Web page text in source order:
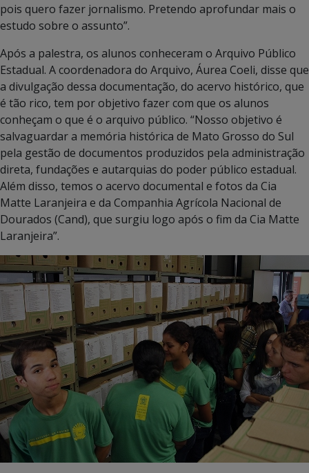
pois quero fazer jornalismo. Pretendo aprofundar mais o
estudo sobre o assunto”.
Após a palestra, os alunos conheceram o Arquivo Público
Estadual. A coordenadora do Arquivo, Áurea Coeli, disse que
a divulgação dessa documentação, do acervo histórico, que
é tão rico, tem por objetivo fazer com que os alunos
conheçam o que é o arquivo público. “Nosso objetivo é
salvaguardar a memória histórica de Mato Grosso do Sul
pela gestão de documentos produzidos pela administração
direta, fundações e autarquias do poder público estadual.
Além disso, temos o acervo documental e fotos da Cia
Matte Laranjeira e da Companhia Agrícola Nacional de
Dourados (Cand), que surgiu logo após o fim da Cia Matte
Laranjeira”.